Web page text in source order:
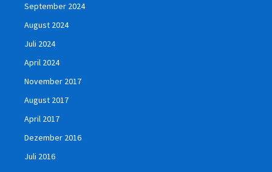
September 2024
August 2024
Juli 2024
April 2024
November 2017
August 2017
April 2017
Dezember 2016
Juli 2016